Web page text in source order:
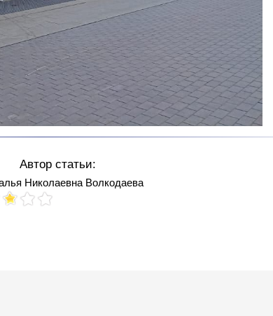
Автор статьи:
Николаевна Волкодаева